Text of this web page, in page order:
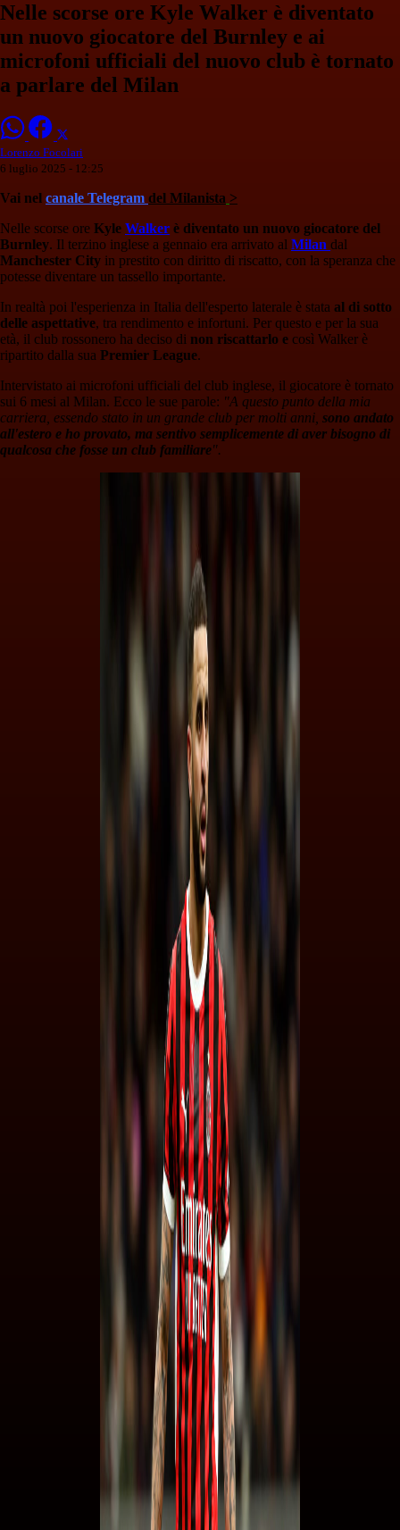
Nelle scorse ore Kyle Walker è diventato
un nuovo giocatore del Burnley e ai
microfoni ufficiali del nuovo club è tornato
a parlare del Milan
Lorenzo Focolari
6 luglio 2025 - 12:25
Vai nel canale Telegram del Milanista >
Nelle scorse ore Kyle Walker è diventato un nuovo giocatore del
Burnley. Il terzino inglese a gennaio era arrivato al Milan dal
Manchester City in prestito con diritto di riscatto, con la speranza che
potesse diventare un tassello importante.
In realtà poi l'esperienza in Italia dell'esperto laterale è stata al di sotto
delle aspettative, tra rendimento e infortuni. Per questo e per la sua
età, il club rossonero ha deciso di non riscattarlo e così Walker è
ripartito dalla sua Premier League.
Intervistato ai microfoni ufficiali del club inglese, il giocatore è tornato
sui 6 mesi al Milan. Ecco le sue parole: "A questo punto della mia
carriera, essendo stato in un grande club per molti anni, sono andato
all'estero e ho provato, ma sentivo semplicemente di aver bisogno di
qualcosa che fosse un club familiare".